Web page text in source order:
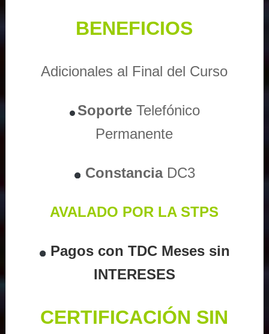
BENEFICIOS
Adicionales al Final del Curso
Soporte Telefónico
Permanente
ConstanciaDC3
AVALADO POR LA STPS
Pagos con TDC Meses sin
INTERESES
CERTIFICACIÓN SIN